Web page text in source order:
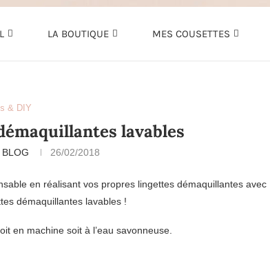
LA BOUTIQUE MES COUSETTES
& DIY
lavables
26/02/2018
en réalisant vos propres lingettes démaquillantes avec
démaquillantes lavables !
en machine soit à l’eau savonneuse.